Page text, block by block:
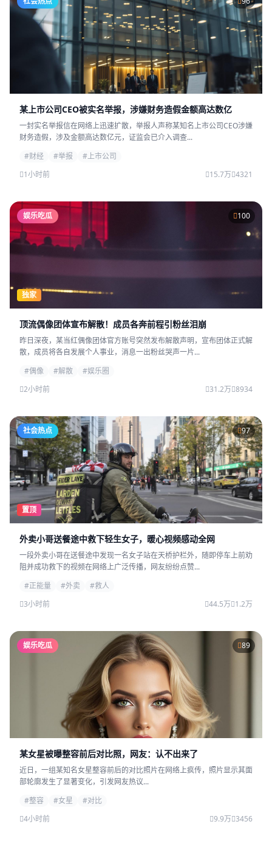
某上市公司CEO被实名举报，涉嫌财务造假金额高达数亿
一封实名举报信在网络上迅速扩散，举报人声称某知名上市公司CEO涉嫌
财务造假，涉及金额高达数亿元，证监会已介入调查...
#财经
#举报
#上市公司
1小时前
15.7万 4321
娱乐吃瓜 100
独家
顶流偶像团体宣布解散！成员各奔前程引粉丝泪崩
昨日深夜，某当红偶像团体官方账号突然发布解散声明，宣布团体正式解
散，成员将各自发展个人事业，消息一出粉丝哭声一片...
#偶像
#解散
#娱乐圈
2小时前
31.2万 8934
社会热点 97
置顶
外卖小哥送餐途中救下轻生女子，暖心视频感动全网
一段外卖小哥在送餐途中发现一名女子站在天桥护栏外，随即停车上前劝
阻并成功救下的视频在网络上广泛传播，网友纷纷点赞...
#正能量
#外卖
#救人
3小时前
44.5万 1.2万
娱乐吃瓜 89
某女星被曝整容前后对比照，网友：认不出来了
近日，一组某知名女星整容前后的对比照片在网络上疯传，照片显示其面
部轮廓发生了显著变化，引发网友热议...
#整容
#女星
#对比
4小时前
9.9万 3456